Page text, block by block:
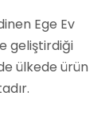
Ege Ev
geliştirdiği
ülkede ürün